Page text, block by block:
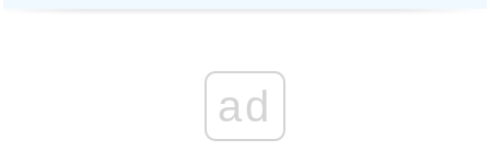
ad